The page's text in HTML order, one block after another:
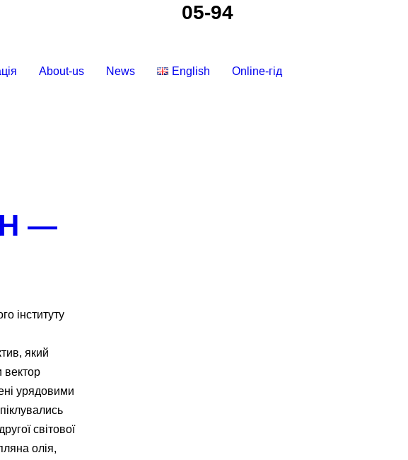
05-94
About-us News English Online-гід
—
інституту
який
вектор
урядовими
світової
олія,